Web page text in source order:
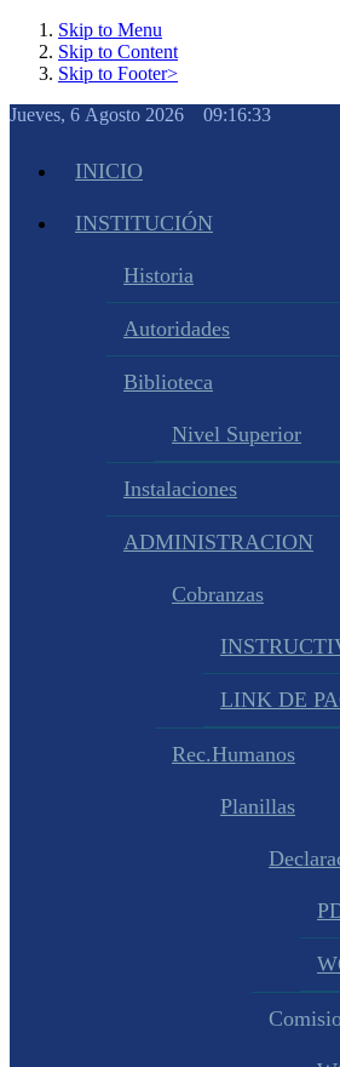
Skip to Menu
Skip to Content
Skip to Footer>
Jueves, 6 Agosto 2026 09:16:34
INICIO
INSTITUCIÓN
Historia
Autoridades
Biblioteca
Nivel Superior
Instalaciones
ADMINISTRACION
Cobranzas
LINK DE
Rec.Humanos
Planillas